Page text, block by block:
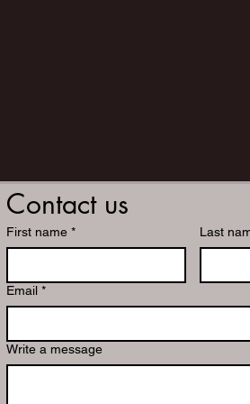
Contact us
First name * Last
Email *
Write a message